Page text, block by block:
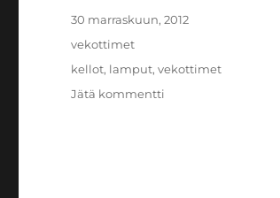
Julkaistu
30 marraskuun, 2012
Kategoriat
vekottimet
Avainsanat
kellot, lamput,vekottimet
Jätä kommentti